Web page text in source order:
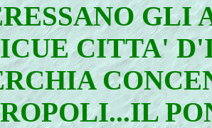
GLI
CITTA'